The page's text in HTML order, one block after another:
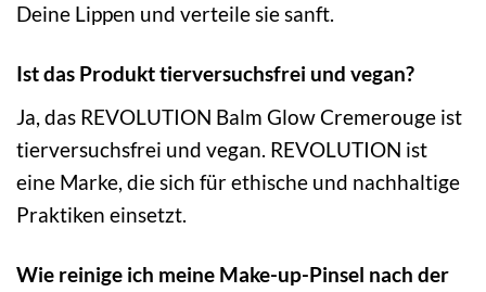
Deine Lippen und verteile sie sanft.
Ist das Produkt tierversuchsfrei und vegan?
Ja, das REVOLUTION Balm Glow Cremerouge ist
tierversuchsfrei und vegan. REVOLUTION ist
eine Marke, die sich für ethische und nachhaltige
Praktiken einsetzt.
Wie reinige ich meine Make-up-Pinsel nach der